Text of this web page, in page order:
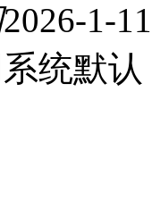
2026-1-
统默认